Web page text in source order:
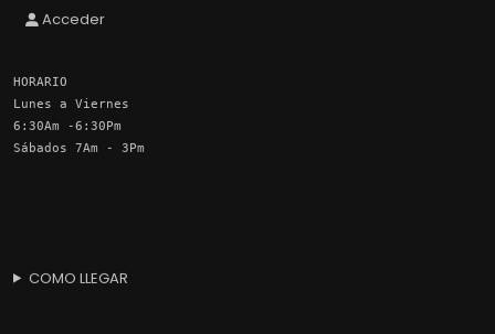
Acceder
HORARIO
Lunes a Viernes
6:30Am -6:30Pm
Sábados 7Am - 3Pm
COMO LLEGAR